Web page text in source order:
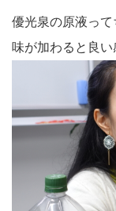
優光泉の原液っ
味が加わると良い